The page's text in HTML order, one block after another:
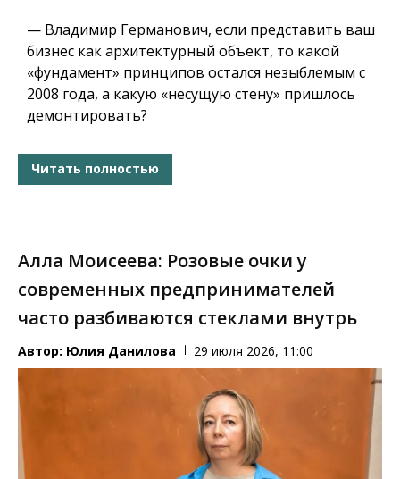
— Владимир Германович, если представить ваш
бизнес как архитектурный объект, то какой
«фундамент» принципов остался незыблемым с
2008 года, а какую «несущую стену» пришлось
демонтировать?
Читать полностью
Алла Моисеева: Розовые очки у
современных предпринимателей
часто разбиваются стеклами внутрь
Автор: Юлия Данилова 29 июля 2026, 11:00